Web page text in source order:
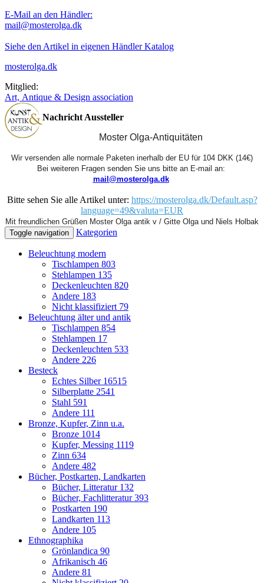
E-Mail an den Händler:
mail@mosterolga.dk
Siehe den Artikel in eigenen Händler Katalog
mosterolga.dk
Mitglied:
Art, Antique & Design association
Nachricht Aussteller
Moster Olga-Antiquitäten
Wir versenden alle normale Paketen inerhalb der EU für 104 DKK (14€)
mail@mosterolga.dk
Bitte sehen Sie alle Artikel unter: https://mosterolga.dk/Default.asp?
language=49&valuta=EUR
Mit freundlichen Grüßen Moster Olga antik v / Gitte Olga und Niels Holbak
Toggle navigation
Kategorien
Beleuchtung modern
Tischlampen 803
Stehlampen 135
Deckenleuchten 820
Andere 183
Nicht klassifiziert 79
Beleuchtung älter und antik
Tischlampen 854
Stehlampen 17
Deckenleuchten 533
Andere 226
Besteck
Echtes Silber 16515
Silberplatte 2541
Stahl 591
Andere 111
Bronze, Kupfer, Zinn u.a.
Bronze 1014
Kupfer, Messing 1119
Zinn 634
Andere 482
Bücher, Postkarten, Landkarten
Bücher, Litteratur 132
Bücher, Fachlitteratur393
Postkarten 190
Landkarten 113
Andere 105
Ethnographika
Grönlandica 90
Afrikanisch 46
Andere 81